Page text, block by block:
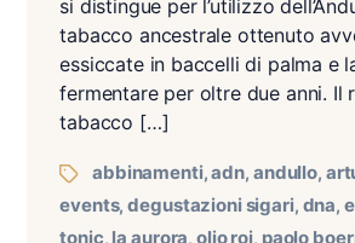
si distingue per l’utilizzo
tabacco ancestrale ottenuto
essiccate in baccelli di palma e
fermentare per oltre due anni. Il
tabacco […]
abbinamenti,adn, andullo,
events,degustazioni sigari, dna,
tonic, la aurora,olio roi, paolo